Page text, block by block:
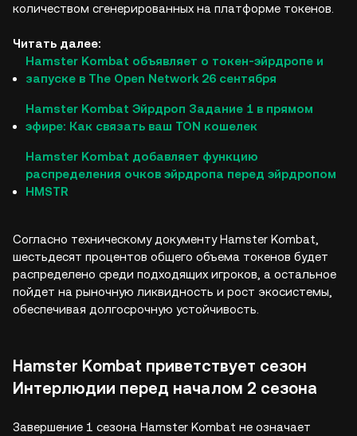
количеством сгенерированных на платформе токенов.
Читать далее:
Hamster Kombat объявляет о токен-эйрдропе и
запуске в The Open Network 26 сентября
Hamster Kombat Эйрдроп Задание 1 в прямом
эфире: Как связать ваш TON кошелек
Hamster Kombat добавляет функцию
распределения очков эйрдропа перед эйрдропом
HMSTR
Согласно техническому документу Hamster Kombat,
шестьдесят процентов общего объема токенов будет
распределено среди подходящих игроков, а остальное
пойдет на рыночную ликвидность и рост экосистемы,
обеспечивая долгосрочную устойчивость.
Hamster Kombat приветствует сезон
Интерлюдии перед началом 2 сезона
Завершение 1 сезона Hamster Kombat не означает